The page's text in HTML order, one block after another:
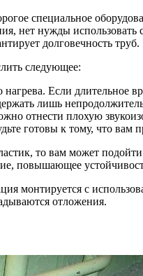
специальное
нет нужды
долговечность труб.
следующее:
Если длительное
лишь
отнести плохую
готовы к тому, что
то вам может
повышающее
монтируется с
отложения.